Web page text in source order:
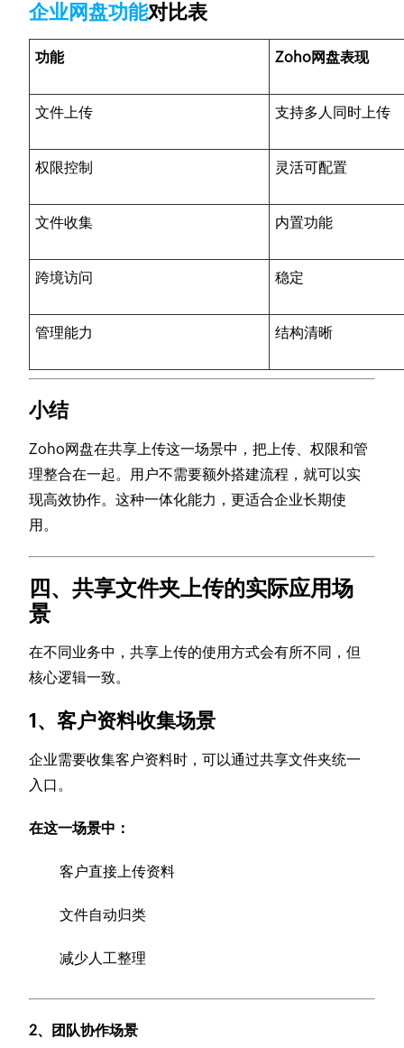
企业网盘功能对比表
功能 Zoho网盘表现
文件上传 支持多人同时上传
权限控制 灵活可配置
文件收集 内置功能
跨境访问 稳定
管理能力 结构清晰
小结
Zoho网盘在共享上传这一场景中，把上传、权限和管
理整合在一起。用户不需要额外搭建流程，就可以实
现高效协作。这种一体化能力，更适合企业长期使
用。
四、共享文件夹上传的实际应用场
景
在不同业务中，共享上传的使用方式会有所不同，但
核心逻辑一致。
1、客户资料收集场景
企业需要收集客户资料时，可以通过共享文件夹统一
入口。
在这一场景中：
客户直接上传资料
文件自动归类
减少人工整理
2、团队协作场景